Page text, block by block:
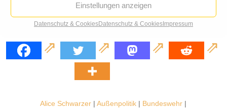
Einstellungen anzeigen
Datenschutz & CookiesDatenschutz & CookiesImpressum
Ukraine-Debatte: Status Quo
Alice Schwarzer |Außenpolitik | Bundeswehr |